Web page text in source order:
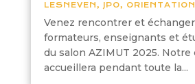
LESNEVEN , JPO, ORIENTATION
Venez rencontrer et
formateurs, enseignants et
du salon AZIMUT 2025. Notre
accueillera pendant toute la...